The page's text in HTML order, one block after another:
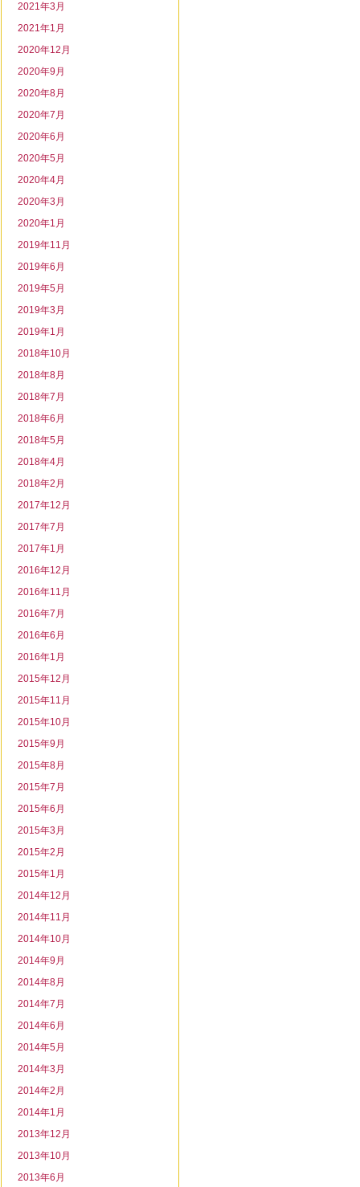
2021年3月
2021年1月
2020年12月
2020年9月
2020年8月
2020年7月
2020年6月
2020年5月
2020年4月
2020年3月
2020年1月
2019年11月
2019年6月
2019年5月
2019年3月
2019年1月
2018年10月
2018年8月
2018年7月
2018年6月
2018年5月
2018年4月
2018年2月
2017年12月
2017年7月
2017年1月
2016年12月
2016年11月
2016年7月
2016年6月
2016年1月
2015年12月
2015年11月
2015年10月
2015年9月
2015年8月
2015年7月
2015年6月
2015年3月
2015年2月
2015年1月
2014年12月
2014年11月
2014年10月
2014年9月
2014年8月
2014年7月
2014年6月
2014年5月
2014年3月
2014年2月
2014年1月
2013年12月
2013年10月
2013年6月